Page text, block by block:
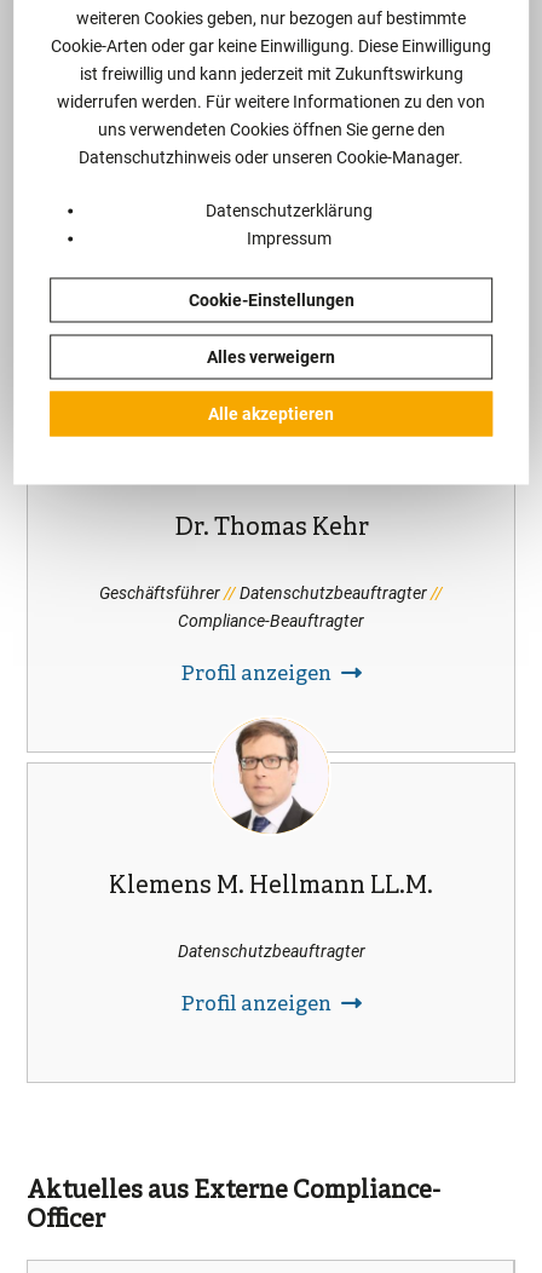
Eine Aufklärung in Eigenregie wird von den
jeweiligen Ermittlungsbehörden gerne gesehen,
da sie eigene behördliche Untersuchungen
ersparen und damit den Aufwand für eine
Behörde reduzieren können. Sie werden daher in
der Praxis straf- und bußgeldmindernd
Sprechen Sie uns an!
Ihre Ansprechpartner
Dr. Thomas Kehr
Geschäftsführer
Datenschutzbeauftragter
Compliance-Beauftragter
Profil anzeigen
Klemens M. Hellmann LL.M.
Datenschutzbeauftragter
Profil anzeigen
Aktuelles aus Externe Compliance-
Officer
weiteren Cookies geben, nur bezogen auf bestimmte
Cookie-Arten oder gar keine Einwilligung. Diese Einwilligung
ist freiwillig und kann jederzeit mit Zukunftswirkung
widerrufen werden. Für weitere Informationen zu den von
uns verwendeten Cookies öffnen Sie gerne den
Datenschutzhinweis oder unseren Cookie-Manager.
Datenschutzerklärung
Impressum
Cookie-Einstellungen
Alles verweigern
Alle akzeptieren